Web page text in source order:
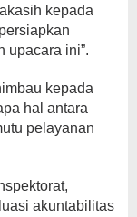
kepada
upacara ini”.
kepada
hal antara
pelayanan
akuntabilitas